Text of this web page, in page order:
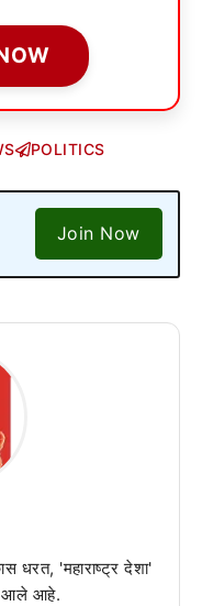
POLITICS
Join Now
धरत, 'महाराष्ट्र देशा'
आले आहे.